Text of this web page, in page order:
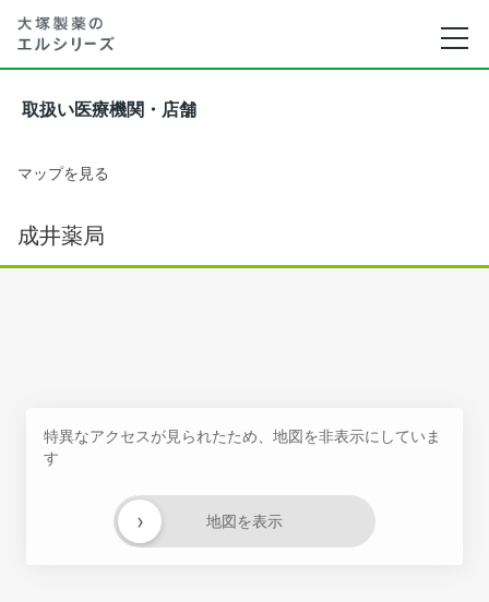
取扱い医療機関・店舗
マップを見る
成井薬局
特異なアクセスが見られたため、地図を非表示にしていま
す
地図を表示
›